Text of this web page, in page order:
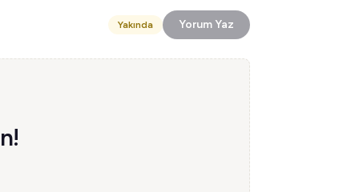
Yakında Yorum Yaz